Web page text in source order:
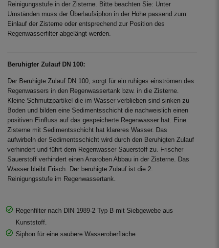
Reinigungsstufe in der Zisterne. Bitte beachten Sie: Unter
Umständen muss der Überlaufsiphon in der Höhe passend zum
Einlauf der Zisterne oder entsprechend zur Position des
Regenwasserfilter abgelängt werden.
Beruhigter Zulauf DN 100:
Der Beruhigte Zulauf DN 100, sorgt für ein ruhiges einströmen des
Regenwassers in den Regenwassertank bzw. in die Zisterne.
Kleine Schmutzpartikel die im Wasser verblieben sind sinken zu
Boden und bilden eine Sedimentsschicht die nachweislich einen
positiven Einfluss auf das gespeicherte Regenwasser hat. Eine
Zisterne mit Sedimentsschicht hat klareres Wasser. Das
aufwirbeln der Sedimentsschicht wird durch den Beruhigten Zulauf
verhindert und führt dem Regenwasser Sauerstoff zu. Frischer
Sauerstoff verhindert einen Anaroben Abbau in der Zisterne. Das
Wasser bleibt Frisch. Der beruhigte Zulauf ist die 2.
Reinigungsstufe im Regenwassertank.
Regenfilter nach DIN 1989-2 Typ B mit Siebgewebe aus
Kunststoff.
Siphon für eine saubere Wasseroberfläche.